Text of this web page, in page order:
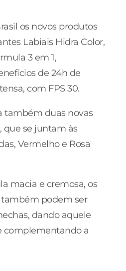
os novos produtos
Labiais Hidra Color,
3 em 1,
de 24h de
com FPS 30.
também duas novas
que se juntam às
Vermelho e Rosa
macia e cremosa, os
podem ser
dando aquele
complementando a